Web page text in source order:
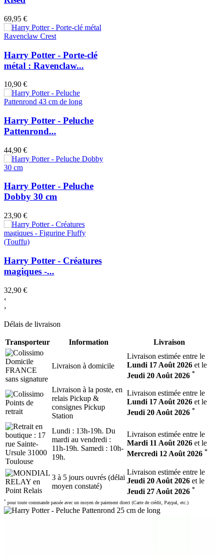
69,95 €
Harry Potter - Porte-clé
métal : Ravenclaw...
10,90 €
Harry Potter - Peluche
Pattenrond...
44,90 €
Harry Potter - Peluche
Dobby 30 cm
23,90 €
Harry Potter - Créatures
magiques -...
32,90 €
‹
›
Délais de livraison
Transporteur Information Livraison
Livraison à domicile
Livraison estimée entre le
Lundi 17 Août 2026 et le
Jeudi 20 Août 2026 *
Livraison à la poste, en
relais Pickup &
consignes Pickup
Station
Livraison estimée entre le
Lundi 17 Août 2026 et le
Jeudi 20 Août 2026 *
Lundi : 13h-19h. Du
mardi au vendredi :
11h-19h. Samedi : 10h-
19h.
Livraison estimée entre le
Mardi 11 Août 2026 et le
Mercredi 12 Août 2026 *
3 à 5 jours ouvrés (délai
moyen constaté)
Livraison estimée entre le
Jeudi 20 Août 2026 et le
Jeudi 27 Août 2026 *
* pour toute commande passée avec un moyen de paiement direct (Carte de crédit, Paypal, etc.)